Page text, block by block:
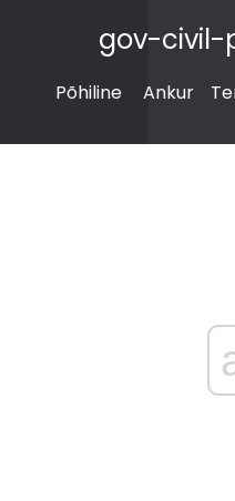
gov-civil-
Põhiline Ankur